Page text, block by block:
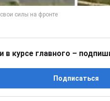
в курсе главного –
Подписаться